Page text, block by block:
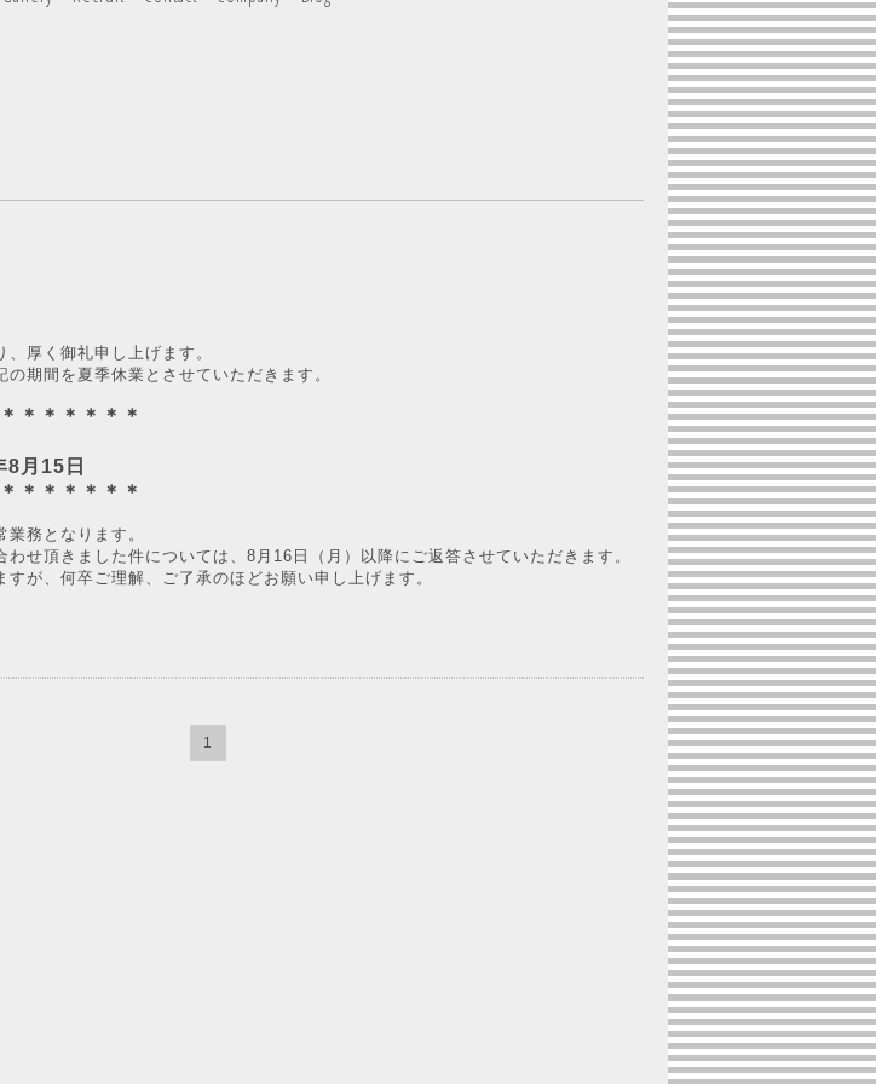
厚く御礼申し上げます。
期間を夏季休業とさせていただきます。
＊＊＊＊＊＊
月15日
＊＊＊＊＊＊
務となります。
せ頂きました件については、8月16日（月）以降にご返答させていただきます。
が、何卒ご理解、ご了承のほどお願い申し上げます。
1